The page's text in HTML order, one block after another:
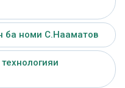
ба номи С.Нааматов